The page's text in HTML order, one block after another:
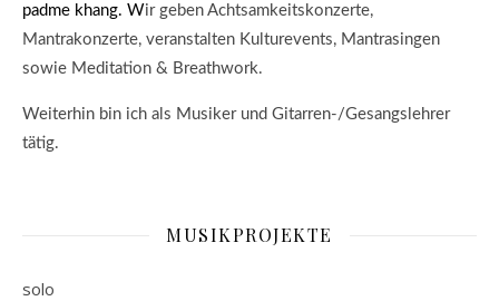
padme khang. Wir geben Achtsamkeitskonzerte,
Mantrakonzerte, veranstalten Kulturevents, Mantrasingen
sowie Meditation & Breathwork.
Weiterhin bin ich als Musiker und Gitarren-/Gesangslehrer
tätig.
MUSIKPROJEKTE
solo